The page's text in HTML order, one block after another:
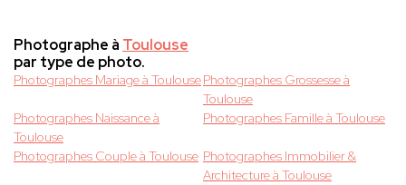
Photographe à Toulouse
par type de photo.
Photographes Mariage à ToulousePhotographes Grossesse à
Toulouse
Photographes Naissance à
Toulouse
Photographes Famille à Toulouse
Photographes Couple à Toulouse Photographes Immobilier &
Architecture à Toulouse